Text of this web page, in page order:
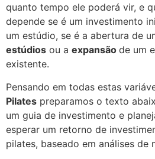
quanto tempo ele poderá vir, e
depende se é um investimento
um estúdio, se é a abertura de
estúdios ou a expansão de um
existente.
Pensando em todas estas
Pilates preparamos o texto
um guia de investimento e
esperar um retorno de
pilates, baseado em análises de